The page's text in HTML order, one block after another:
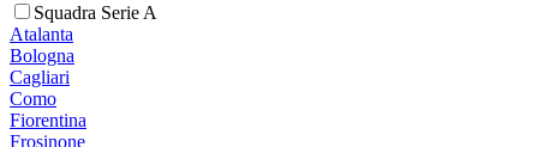
Squadra Serie A
Atalanta
Bologna
Cagliari
Como
Fiorentina
Frosinone